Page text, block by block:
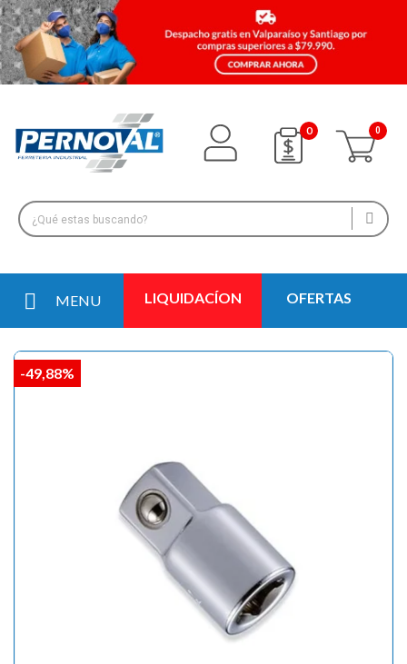
0
MENU LIQUIDACÍON OFERTAS
-49,88%